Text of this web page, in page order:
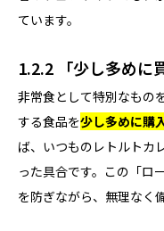
ています。
1.2.2 「少し多めに
非常食として特別なもの
する食品を少し多めに購
ば、いつものレトルトカ
った具合です。この「ロ
を防ぎながら、無理なく